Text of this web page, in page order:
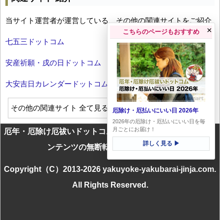
当サイト運営者が運営している、その他の関連サイトをご紹介
七五三ドットコム
安産祈願・戌の日ドットコム
大安吉日カレンダードットコム
その他の関連サイト 全て見る
厄年・厄除け厄祓いドットコムに掲載のテキスト・画像等コ
ンテンツの無断転載を一切禁じます
Copyright（C）2013-2026 yakuyoke-yakubarai-jinja.com.
All Rights Reserved.
こちらのページもおすすめ
厄除け・厄払いにいい日 2026年
2026年の厄除け・厄払いにいい日を毎
月ごとにお届け！
詳しく見る ▶
×